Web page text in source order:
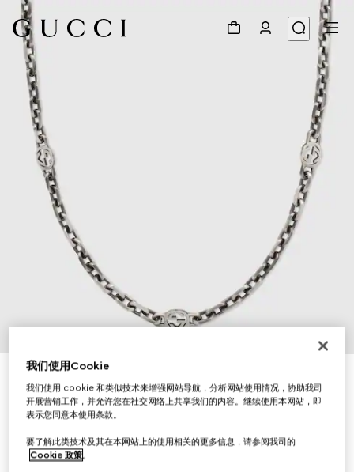
Gucci Interlocking系列项链
£630
我们使用Cookie
我们使用 cookie 和类似技术来增强网站导航，分析网站使用情况，协助我司
开展营销工作，并允许您在社交网络上共享我们的内容。继续使用本网站，即
表示您同意本使用条款。
要了解此类技术及其在本网站上的使用相关的更多信息，请参阅我司的
Cookie 政策。